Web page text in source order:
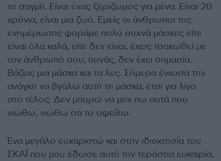
τη στιγμή. Είναι ένας ξεριζωμός για μένα. Είναι 20
χρόνια, είναι μια ζωή. Εμείς οι άνθρωποι της
ενημέρωσης φοράμε πολύ συχνά μάσκες είτε
είναι όλα καλά, είτε δεν είναι, έχεις τσακωθεί με
τον άνθρωπό σου, πονάς, δεν έχει σημασία.
Βάζεις μια μάσκα και τα λες. Σήμερα ένιωσα την
ανάγκη να βγάλω αυτή τη μάσκα, έτσι για λίγο
στο τέλος. Δεν μπορώ να μην πω αυτά που
νιώθω, νιώθω ότι το οφείλω.
Ένα μεγάλο ευχαριστώ και στην ιδιοκτησία του
ΣΚΑΪ που μου έδωσε αυτή την τεράστια ευκαιρία,